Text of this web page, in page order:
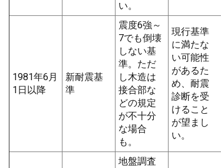
い。
1981年6月
1日以降
新耐震基
準
震度6強～
7でも倒壊
しない基
準。ただ
し木造は
接合部な
どの規定
が不十分
な場合
も。
現行基準
に満たな
い可能性
があるた
め、耐震
診断を受
けること
が望まし
い。
地盤調査